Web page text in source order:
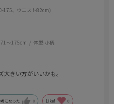
175、ウエスト82cm)
～175cm 体型:小柄
きい方がいいかも。
考になった 0 Like! 0